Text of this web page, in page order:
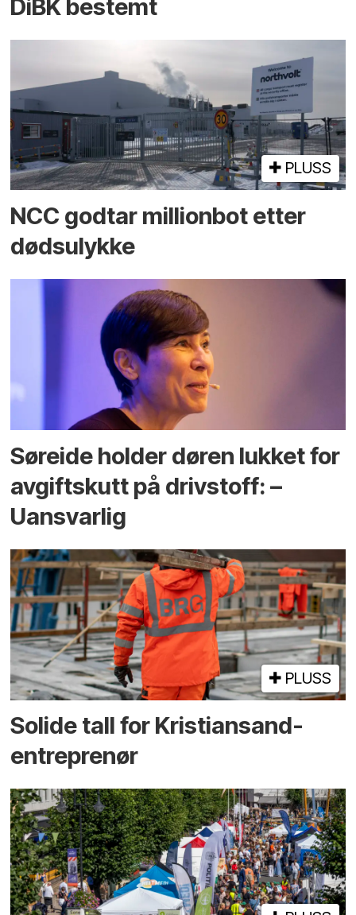
DiBK bestemt
PLUSS
NCC godtar millionbot etter
dødsulykke
Søreide holder døren lukket for
avgiftskutt på drivstoff: –
Uansvarlig
PLUSS
Solide tall for Kristiansand-
entreprenør